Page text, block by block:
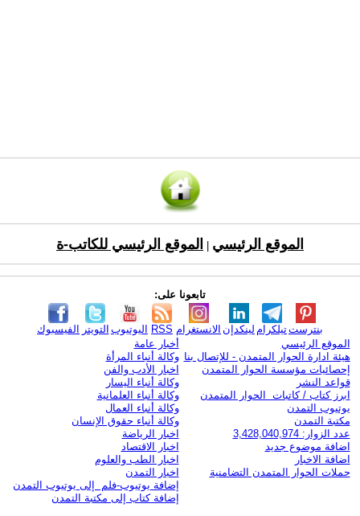
الموقع الرئيسي الموقع الرئيسي للكاتب-ة
تابعونا على:
الفيسبوك التويتر اليوتيوب RSS الانستغرام لينكدإن تيلكرامبنترست
الموقع الرئيسي
هيئة ادارة الحوار المتمدن - للإتصال بنا
إحصائيات مؤسسة الحوار المتمدن
قواعد النشر
ابرز كتاب / كاتبات الحوار المتمدن
يوتيوب التمدن
مكتبة التمدن
عدد الزوار: 3,428,040,974
اضافة موضوع جديد
اضافة الاخبار
حملات الحوار المتمدن التضامنية
أخبار عامة
وكالة أنباء المرأة
اخبار الأدب والفن
وكالة أنباء اليسار
وكالة أنباء العلمانية
وكالة أنباء العمال
وكالة أنباء حقوق الإنسان
اخبار الرياضة
اخبار الاقتصاد
اخبار الطب والعلوم
اخبار التمدن
إضافة يوتيوب-فلم إلى يوتيوب التمدن
إضافة كتاب إلى مكتبة التمدن